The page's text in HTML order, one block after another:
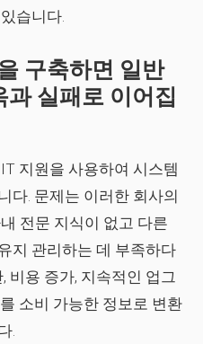
습니다.
구축하면 일반
실패로 이어집
지원을 사용하여 시스템
다. 문제는 이러한 회사의
전문 지식이 없고 다른
지 관리하는 데 부족하다
비용 증가, 지속적인 업그
소비 가능한 정보로 변환
.